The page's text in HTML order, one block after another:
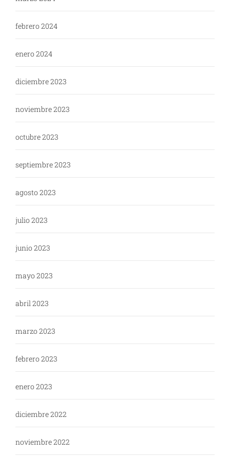
febrero 2024
enero 2024
diciembre 2023
noviembre 2023
octubre 2023
septiembre 2023
agosto 2023
julio 2023
junio 2023
mayo 2023
abril 2023
marzo 2023
febrero 2023
enero 2023
diciembre 2022
noviembre 2022